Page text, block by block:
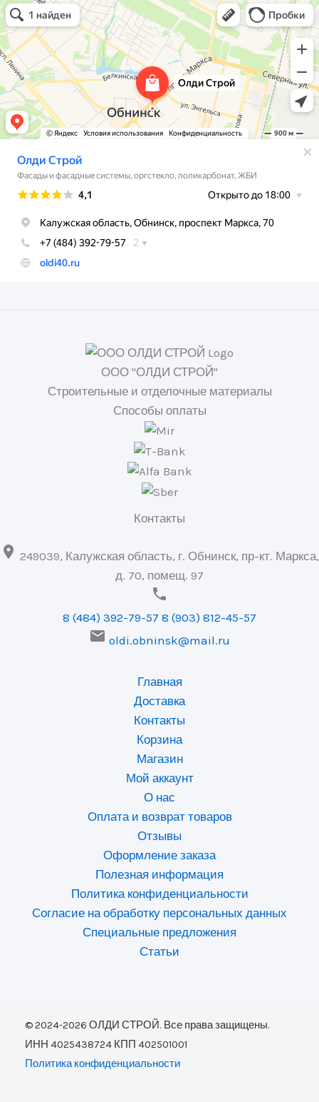
Олди Строй
Фасады и фасадные системы в Обнинске
Оргстекло, поликарбонат в Обнинске
ООО "ОЛДИ СТРОЙ"
Строительные и отделочные материалы
Способы оплаты
Контакты
 249039, Калужская область, г. Обнинск, пр-кт. Маркса,
д. 70, помещ. 97

8 (484) 392-79-57 8 (903) 812-45-57
 oldi.obninsk@mail.ru
Главная
Доставка
Контакты
Корзина
Магазин
Мой аккаунт
О нас
Оплата и возврат товаров
Отзывы
Оформление заказа
Полезная информация
Политика конфиденциальности
Согласие на обработку персональных данных
Специальные предложения
Статьи
© 2024-2026 ОЛДИ СТРОЙ. Все права защищены.
ИНН 4025438724 КПП 402501001
Политика конфиденциальности